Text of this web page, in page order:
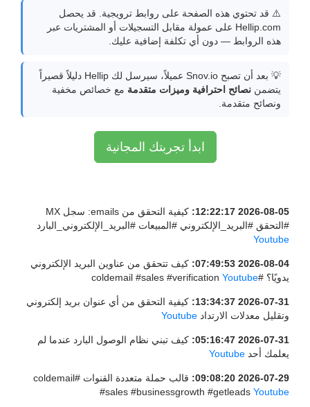
⚠️ قد تحتوي هذه الصفحة على روابط ترويجية. قد يحصل
Hellip.com على عمولة مقابل التسجيلات أو المشتريات عبر
هذه الروابط — دون أي تكلفة إضافية عليك.
💡 بعد أن تصبح Snov.io عميلاً، سيرسل لك Hellip دليلاً قصيراً
يتضمن نصائح احترافية وميزات متقدمة مع خصائص مخفية
ونصائح متقدمة.
ابدأ تجربتك المجانية
2026-08-05 12:22:17:
كيفية التحقق من emails: سجل MX
#التحقق #البريد_الإلكتروني #المبيعات #البريد_الإلكتروني_البارد
Youtube
2026-08-04 07:49:53:
كيف تتحقق من عناوين البريد الإلكتروني
يدويًا؟ #coldemail #sales #verificationYoutube
2026-07-31 13:34:37:
كيفية التحقق من أي عنوان بريد إلكتروني
وتقليل معدلات الارتداد Youtube
2026-07-31 05:16:47:
كيف تبني نظام الوصول البارد عندما لم
يعلمك أحد Youtube
2026-07-29 09:08:20:
قالب حملة متعددة القنوات #coldemail
#sales #businessgrowth #getleads Youtube